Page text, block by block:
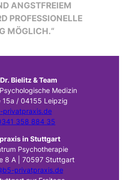
ANGSTFREIEM
PROFESSIONELLE
MÖGLICH.“
Bielitz & Team
Medizin
15a / 04155 Leipzig
privatpraxis.de
358 884 35
in Stuttgart
Psychotherapie
8 A | 70597 Stuttgart
privatpraxis.de